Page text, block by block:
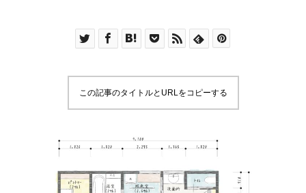
この記事のタイトルとURLをコピーする